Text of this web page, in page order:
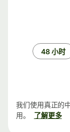
48 小时
我们使用真正的
用。
了解更多